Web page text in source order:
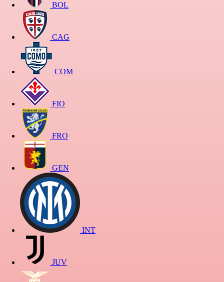
BOL
CAG
COM
FIO
FRO
GEN
INT
JUV